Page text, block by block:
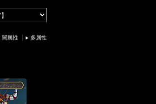
闇属性 多属性